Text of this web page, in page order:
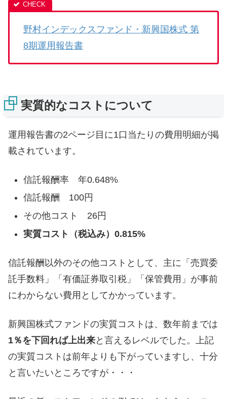
野村インデックスファンド・新興国株式 第
8期運用報告書
実質的なコストについて
運用報告書の2ページ目に1口当たりの費用明細が掲
載されています。
信託報酬率 年0.648%
信託報酬 100円
その他コスト 26円
実質コスト（税込み）0.815%
信託報酬以外のその他コストとして、主に「売買委
託手数料」「有価証券取引税」「保管費用」が事前
にわからない費用としてかかっています。
新興国株式ファンドの実質コストは、数年前までは
1％を下回れば上出来と言えるレベルでした。上記
の実質コストは前年よりも下がっていますし、十分
と言いたいところですが・・・